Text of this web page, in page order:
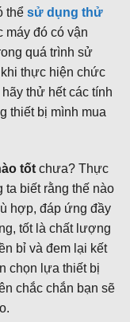
thể sử dụng thử
máy đó có vận
quá trình sử
thực hiện chức
thử hết các tính
thiết bị mình mua
tốt chưa? Thực
ta biết rằng thế nào
hợp, đáp ứng đầy
tốt là chất lượng
bỉ và đem lại kết
chọn lựa thiết bị
chắc chắn bạn sẽ